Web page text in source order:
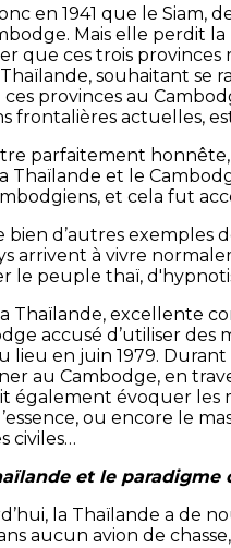
en 1941 que le
Mais elle perdit la
que ces trois provinces
souhaitant se
provinces au
frontalières actuelles,
parfaitement
Thaïlande et le
et cela fut
bien d’autres
arrivent à vivre
le peuple thaï,
Thaïlande, excellente
accusé d’utiliser
lieu en juin 1979.
au Cambodge, en
également évoquer les
ou encore le
civiles…
et le
la Thaïlande a de
aucun avion de